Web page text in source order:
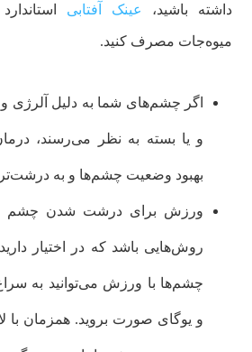
داشته باشید، عینک آفتابی
میوه‌جات مصرف کنید.
اگر چشم‌های شما به دلیل آلرژی
و یا بسته به نظر می‌رسند،
بهبود وضعیت چشم‌ها و به
ورزش برای درشت شدن چشم
روش‌هایی باشد که در اختیار
چشم‌ها با ورزش می‌توانید به
و یوگای صورت بروید. همزمان